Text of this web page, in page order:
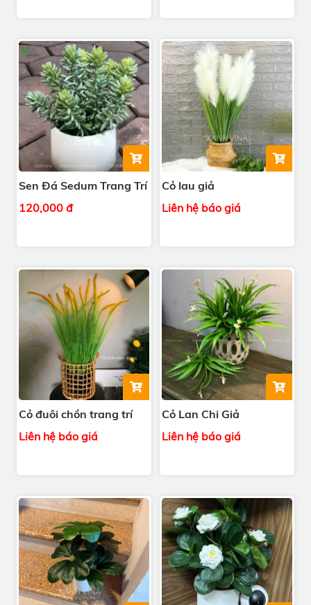
Sen Đá Sedum Trang Trí
120,000 đ
Cỏ lau giả
Liên hệ báo giá
Cỏ đuôi chồn trang trí
Liên hệ báo giá
Cỏ Lan Chi Giả
Liên hệ báo giá